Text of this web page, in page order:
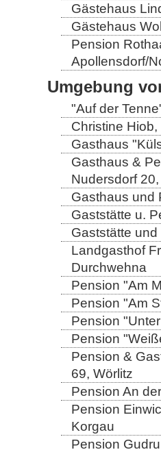
Gästehaus
Gästehaus
Pension
Apollensdorf/
Umgebung
"Auf der
Christine
Gasthaus
Gasthaus &
Nudersdorf
Gasthaus und
Gaststätte u.
Gaststätte
Landgasthof
Durchwehna
Pension "Am
Pension "Am
Pension
Pension
Pension &
69, Wörlitz
Pension An
Pension
Korgau
Pension